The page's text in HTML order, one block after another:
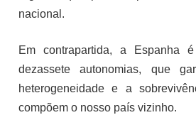
nacional.
Em contrapartida, a Espanha
dezassete autonomias, que
heterogeneidade e a
compõem o nosso país vizinho.